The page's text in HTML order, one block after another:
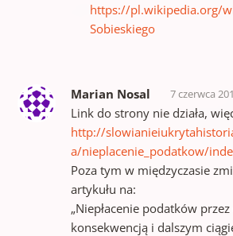
https://pl.wikipedia.org/
Sobieskiego
Marian Nosal 7 czerwca
Link do strony nie działa,
http://
a/nieplacenie_podatkow/
Poza tym w międzyczasie
artykułu na:
„Niepłacenie podatków
konsekwencją i dalszym